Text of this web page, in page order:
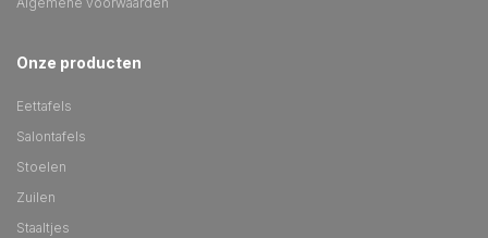
Onze producten
Eettafels
Salontafels
Stoelen
Zuilen
Staaltjes